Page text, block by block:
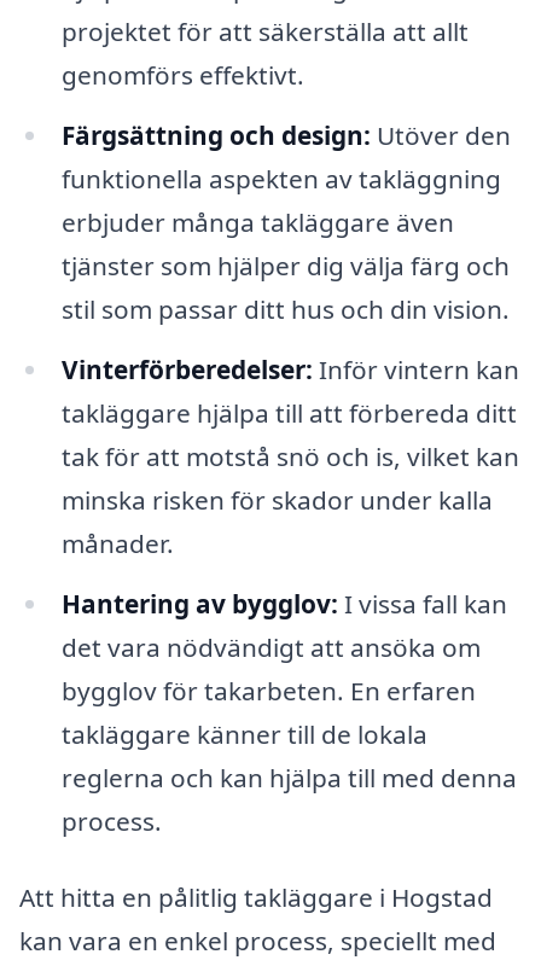
projektet för att säkerställa att allt
genomförs effektivt.
Färgsättning och design: Utöver den
funktionella aspekten av takläggning
erbjuder många takläggare även
tjänster som hjälper dig välja färg och
stil som passar ditt hus och din vision.
Vinterförberedelser: Inför vintern kan
takläggare hjälpa till att förbereda ditt
tak för att motstå snö och is, vilket kan
minska risken för skador under kalla
månader.
Hantering av bygglov: I vissa fall kan
det vara nödvändigt att ansöka om
bygglov för takarbeten. En erfaren
takläggare känner till de lokala
reglerna och kan hjälpa till med denna
process.
Att hitta en pålitlig takläggare i Hogstad
kan vara en enkel process, speciellt med